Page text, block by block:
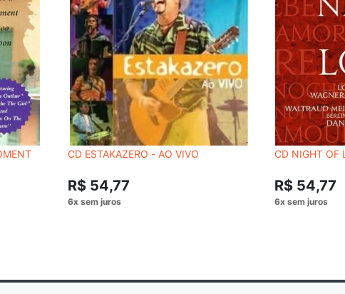
CD ESTAKAZERO - AO VIVO
R$ 54,77
CD NIGHT OF
R$ 54,77